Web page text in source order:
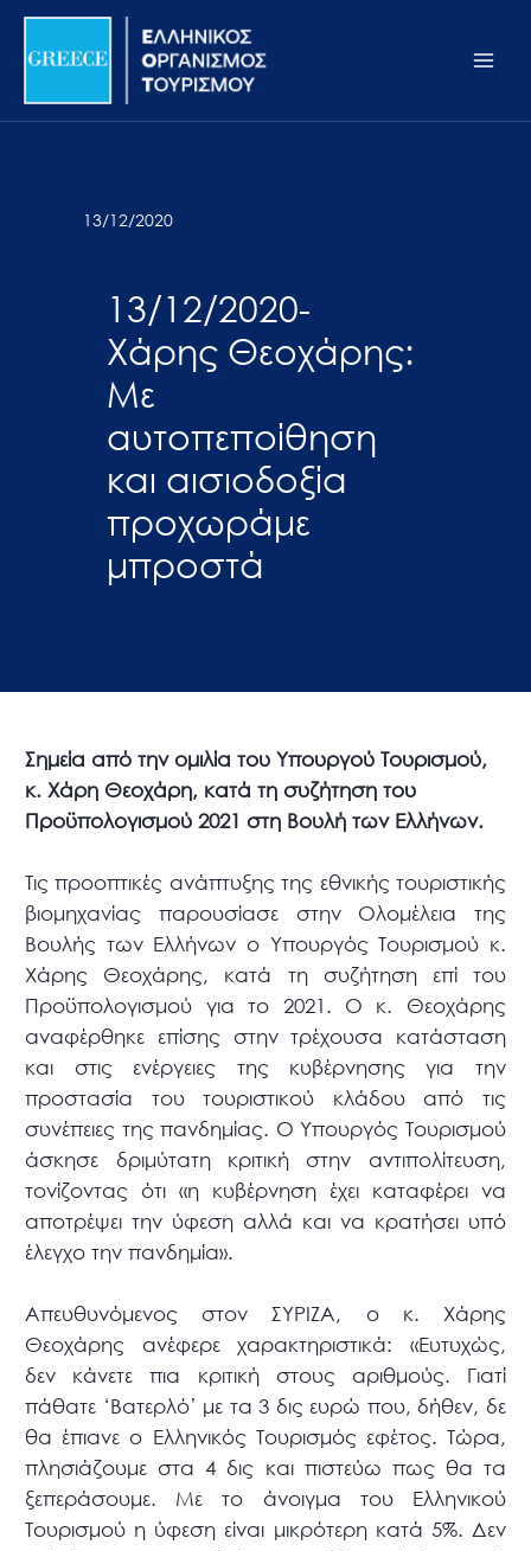
Σημείωση:
ιστότοπος
προσβασιμότητας.
Μετάβαση
περιεχόμενο
13/12/2020
13/12/2020-
Χάρης Θεοχάρης:
Με
αυτοπεποίθηση
και αισιοδοξία
προχωράμε
μπροστά
Σημεία από την ομιλία του Υπουργού Τουρισμού,
κ. Χάρη Θεοχάρη, κατά τη συζήτηση του
Προϋπολογισμού 2021 στη Βουλή των Ελλήνων.
Τις προοπτικές ανάπτυξης της εθνικής τουριστικής
βιομηχανίας παρουσίασε στην Ολομέλεια της
Βουλής των Ελλήνων ο Υπουργός Τουρισμού κ.
Χάρης Θεοχάρης, κατά τη συζήτηση επί του
Προϋπολογισμού για το 2021. Ο κ. Θεοχάρης
αναφέρθηκε επίσης στην τρέχουσα κατάσταση
και στις ενέργειες της κυβέρνησης για την
προστασία του τουριστικού κλάδου από τις
συνέπειες της πανδημίας. Ο Υπουργός Τουρισμού
άσκησε δριμύτατη κριτική στην αντιπολίτευση,
τονίζοντας ότι «η κυβέρνηση έχει καταφέρει να
αποτρέψει την ύφεση αλλά και να κρατήσει υπό
έλεγχο την πανδημία».
Απευθυνόμενος στον ΣΥΡΙΖΑ, ο κ. Χάρης
Θεοχάρης ανέφερε χαρακτηριστικά: «Ευτυχώς,
δεν κάνετε πια κριτική στους αριθμούς. Γιατί
πάθατε ‘Βατερλό’ με τα 3 δις ευρώ που, δήθεν, δε
θα έπιανε ο Ελληνικός Τουρισμός εφέτος. Τώρα,
πλησιάζουμε στα 4 δις και πιστεύω πως θα τα
ξεπεράσουμε. Με το άνοιγμα του Ελληνικού
Τουρισμού η ύφεση είναι μικρότερη κατά 5%. Δεν